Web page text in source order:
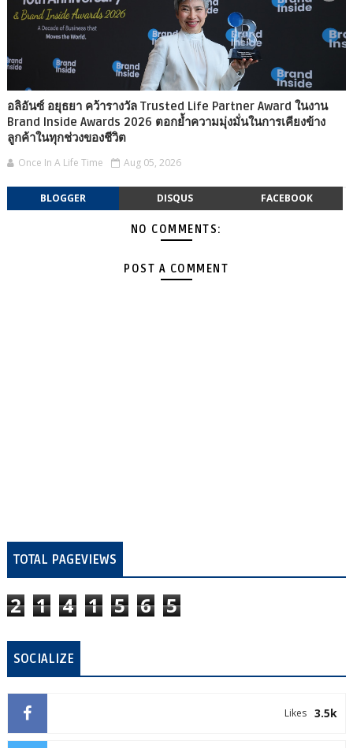
อลิอันซ์ อยุธยา คว้ารางวัล Trusted Life Partner Award ในงาน
Brand Inside Awards 2026 ตอกย้ำความมุ่งมั่นในการเคียงข้าง
ลูกค้าในทุกช่วงของชีวิต
Once In A Life Time Aug 05, 2026
BLOGGER DISQUS FACEBOOK
NO COMMENTS:
POST A COMMENT
TOTAL PAGEVIEWS
2 1 4 1 5 6 5
SOCIALIZE
3.5k
Likes